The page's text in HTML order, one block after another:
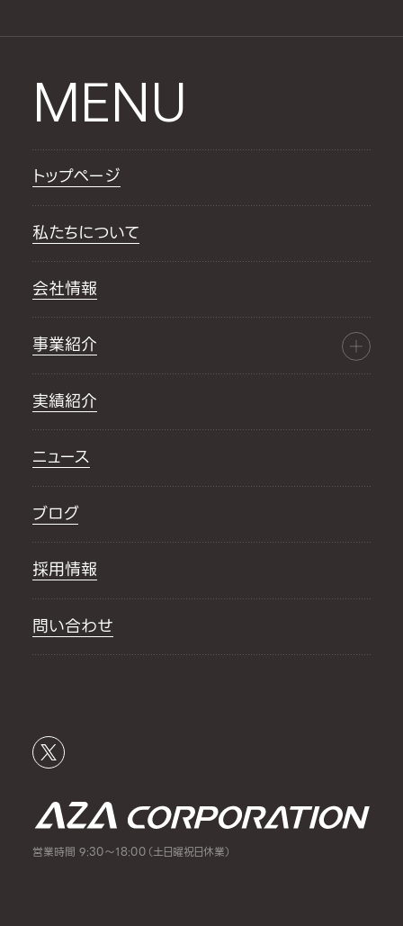
MENU
トップページ
私たちについて
会社情報
事業紹介
実績紹介
ニュース
ブログ
採用情報
問い合わせ
営業時間 9:30～18:00（土日曜祝日休業）